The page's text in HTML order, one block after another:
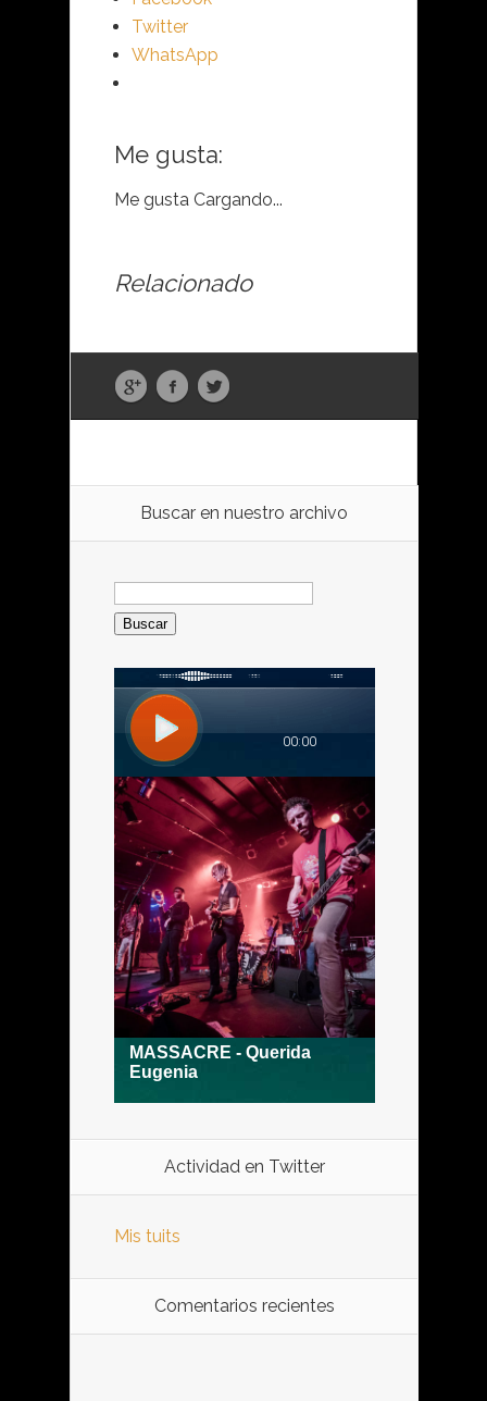
Twitter
WhatsApp
Me gusta:
Me gusta Cargando...
Relacionado
Buscar en nuestro archivo
Buscar:
Actividad en Twitter
Mis tuits
Comentarios recientes